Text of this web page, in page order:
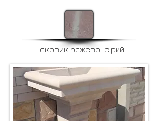
Пісковик рожево-сірий